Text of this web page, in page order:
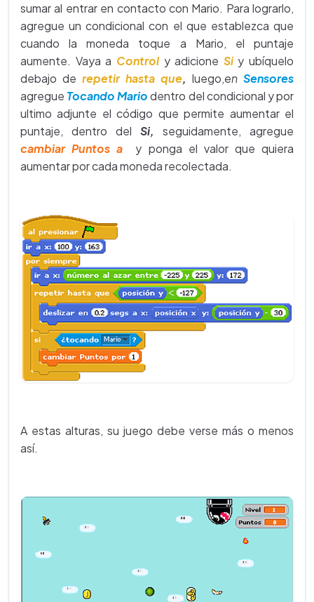
sumar al entrar en contacto con Mario. Para lograrlo,
agregue un condicional con el que establezca que
cuando la moneda toque a Mario, el puntaje
aumente. Vaya a Control y adicione Si y ubíquelo
debajo de repetir hasta que, luego,en Sensores
agregue Tocando Mariodentro del condicional y por
ultimo adjunte el código que permite aumentar el
puntaje, dentro del Si, seguidamente, agregue
cambiar Puntos a
y ponga el valor que quiera
aumentar por cada moneda recolectada.
A estas alturas, su juego debe verse más o menos
así.